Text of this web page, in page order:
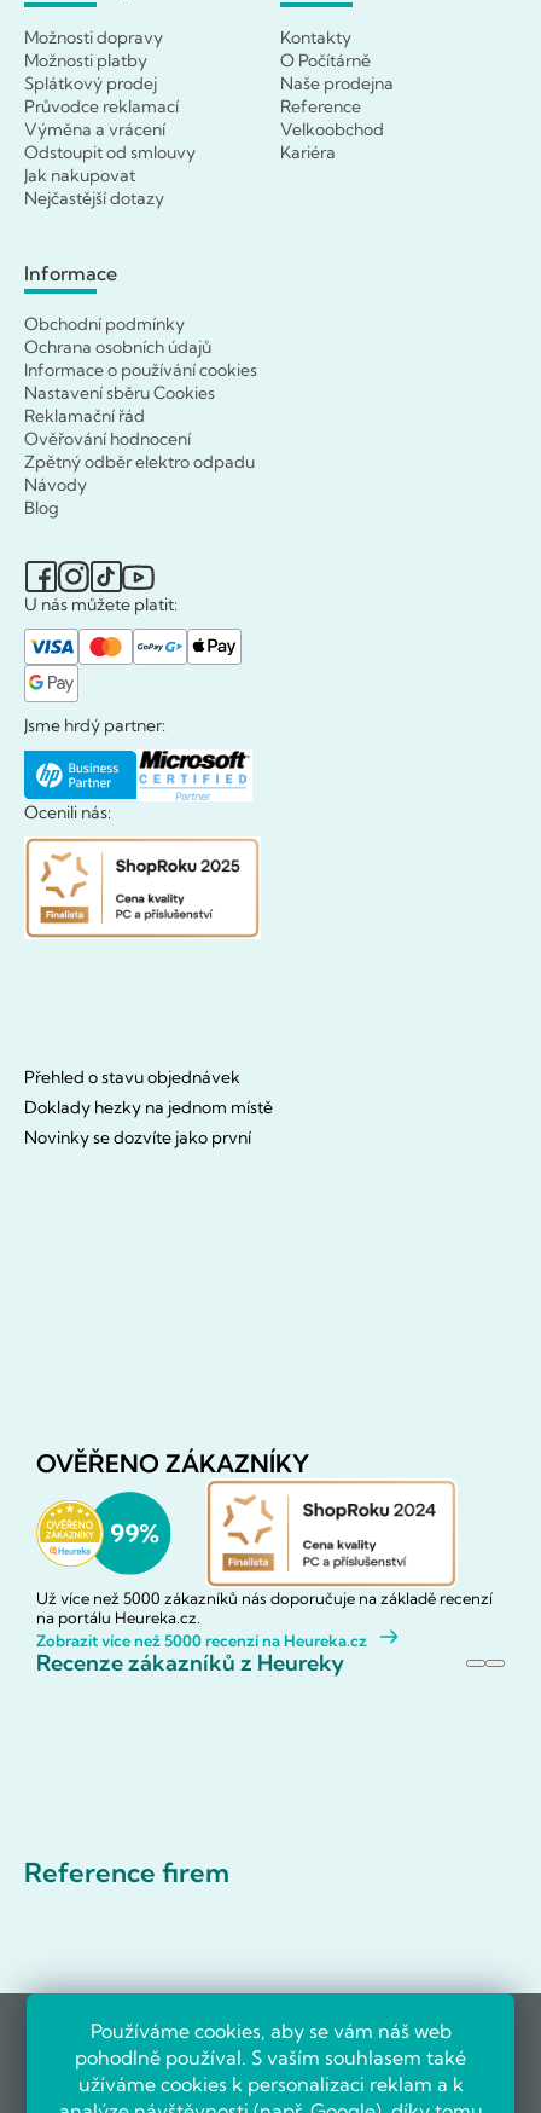
Používáme cookies, aby se vám náš web
pohodlně používal. S vaším souhlasem také
užíváme cookies k personalizaci reklam a k
Možnosti dopravy
Možnosti platby
Splátkový prodej
Průvodce reklamací
Výměna a vrácení
Odstoupit od smlouvy
Jak nakupovat
Nejčastější dotazy
Kontakty
O Počítárně
Naše prodejna
Reference
Velkoobchod
Kariéra
Informace
Obchodní podmínky
Ochrana osobních údajů
Informace o používání cookies
Nastavení sběru Cookies
Reklamační řád
Ověřování hodnocení
Zpětný odběr elektro odpadu
Návody
Blog
U nás můžete platit:
Jsme hrdý partner:
Ocenili nás:
Přehled o stavu objednávek
Doklady hezky na jednom místě
Novinky se dozvíte jako první
OVĚŘENO ZÁKAZNÍKY
Už více než 5000 zákazníků nás doporučuje na základě recenzí
na portálu Heureka.cz.
Zobrazit více než 5000 recenzí na Heureka.cz
Recenze zákazníků z Heureky
Reference firem